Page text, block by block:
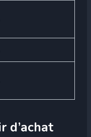
d’achat